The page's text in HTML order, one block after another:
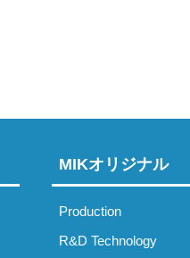
MIKオリジナル
Production
R&D Technology